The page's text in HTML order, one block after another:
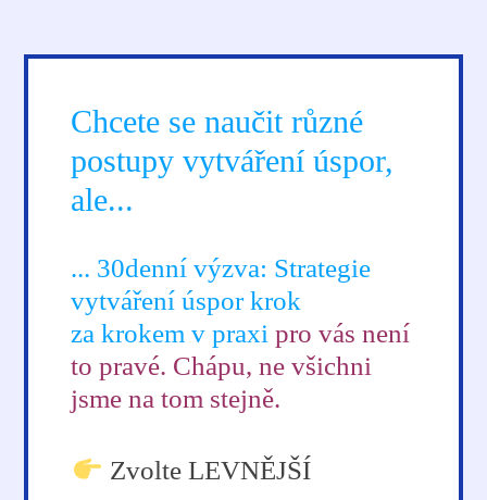
Chcete se naučit různé
postupy vytváření úspor,
ale...
... 30denní výzva: Strategie
vytváření úspor krok
za krokem v praxipro vás není
to pravé. Chápu, ne všichni
jsme na tom stejně.
Zvolte LEVNĚJŠÍ